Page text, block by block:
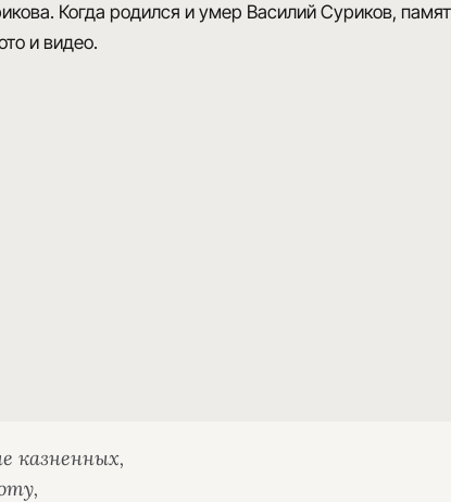
Когда родился и умер Василий Суриков,
и видео.
казненных,